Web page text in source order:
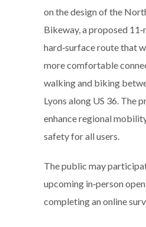
on the design of the
Bikeway, a proposed
hard‑surface route that
more comfortable
walking and biking
Lyons along US 36. The
enhance regional
safety for all users.
The public may
upcoming in‑person
completing an online